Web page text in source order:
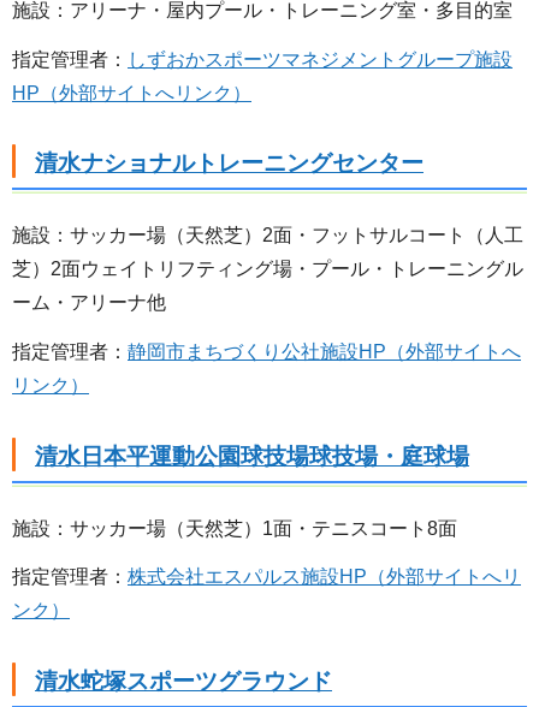
施設：アリーナ・屋内プール・トレーニング室・多目的室
指定管理者： しずおかスポーツマネジメントグループ施設
HP（外部サイトへリンク）
清水ナショナルトレーニングセンター
施設：サッカー場（天然芝）2面・フットサルコート（人工
芝）2面ウェイトリフティング場・プール・トレーニングル
ーム・アリーナ他
指定管理者： 静岡市まちづくり公社施設HP（外部サイトへ
リンク）
清水日本平運動公園球技場球技場・庭球場
施設：サッカー場（天然芝）1面・テニスコート8面
指定管理者： 株式会社エスパルス施設HP（外部サイトへリ
ンク）
清水蛇塚スポーツグラウンド